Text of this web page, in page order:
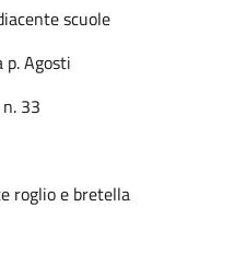
scuole
Agosti
33
roglio e bretella